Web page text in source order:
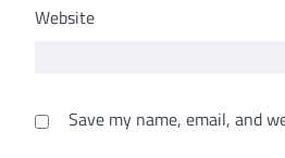
Website
Save my name, email, and